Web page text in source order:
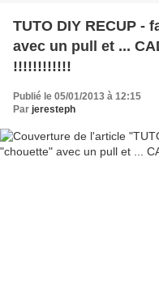
TUTO DIY RECUP -
avec un pull et ...
!!!!!!!!!!!!
Publié le 05/01/2013 à 12:15
Par jeresteph